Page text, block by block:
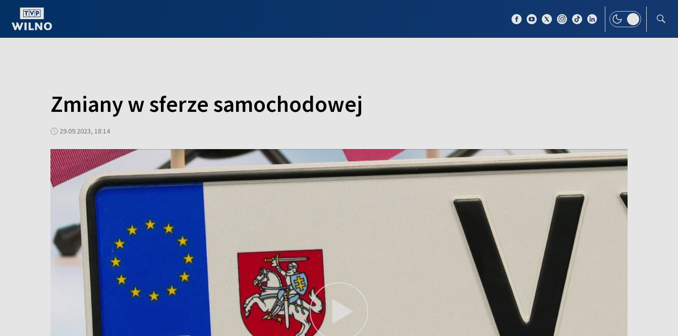
Zmiany w sferze samochodowej
29.09.2023, 18:14